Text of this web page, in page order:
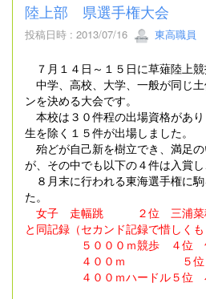
陸上部 県選手権大会
投稿日時 : 2013/07/16 東高職員
７月１４日～１５日に草薙陸上競
中学、高校、大学、一般が同じ
ンを決める大会です。
本校は３０件程の出場資格があ
生を除く１５件が出場しました。
殆どが自己新を樹立でき、満足
が、その中でも以下の４件は入賞し
８月末に行われる東海選手権に
た。
女子 走幅跳 ２位 三浦菜
と同記録（セカンド記録で惜しくも
５０００ｍ競歩 ４位 竹田
４００ｍ ５位 小林梨
４００ｍハードル５位 小林